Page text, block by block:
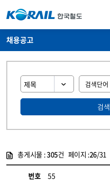
채용공고
검색
총게시물 :305건 페이지 :26/31
번호
55